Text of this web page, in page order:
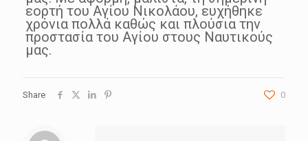
εορτή του Αγίου Νικολάου, ευχήθηκε
χρόνια πολλά καθώς και πλούσια την
προστασία του Αγίου στους Ναυτικούς
μας.
Share 0